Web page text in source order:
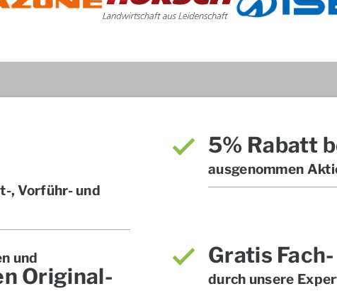
, Vorführ- und
5% Rabatt
ausgenommen
und
Original-
Gratis
durch unsere